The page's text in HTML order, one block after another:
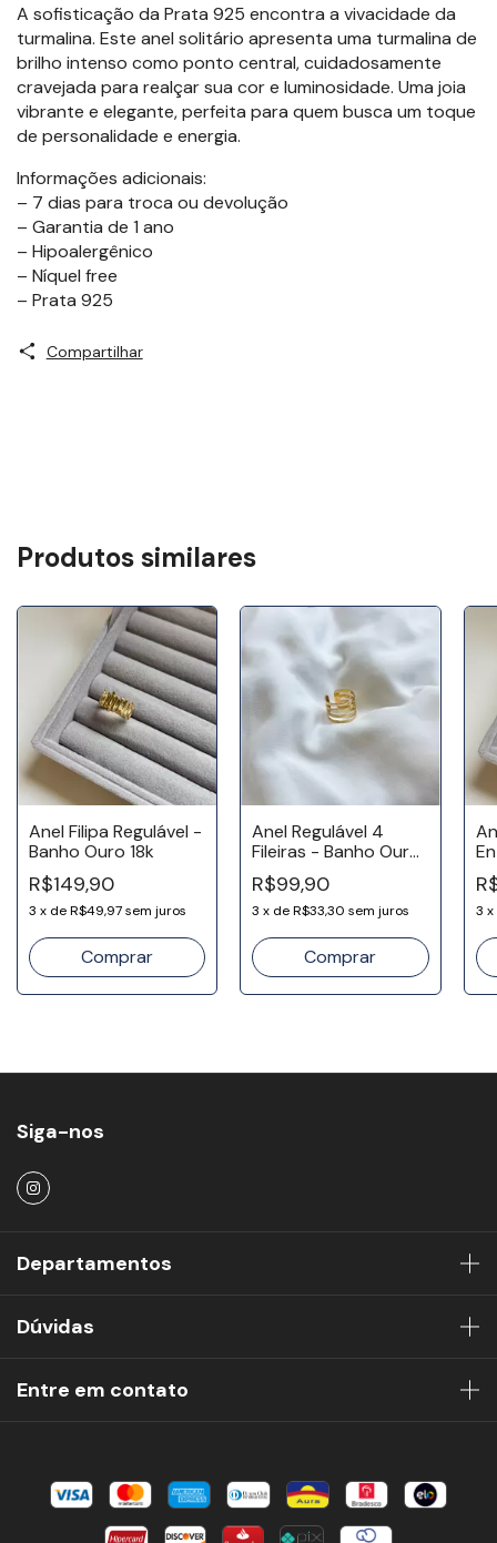
A sofisticação da Prata 925 encontra a vivacidade da
turmalina. Este anel solitário apresenta uma turmalina de
brilho intenso como ponto central, cuidadosamente
cravejada para realçar sua cor e luminosidade. Uma joia
vibrante e elegante, perfeita para quem busca um toque
de personalidade e energia.
Informações adicionais:
– 7 dias para troca ou devolução
– Garantia de 1 ano
– Hipoalergênico
– Níquel free
– Prata 925
Compartilhar
Produtos similares
Anel Filipa Regulável -
Banho Ouro 18k
R$149,90
3 x deR$49,97sem juros
Anel Regulável 4
Fileiras - Banho Ouro
18k
R$99,90
3 x deR$33,30 sem juros 3 x
Siga-nos
Departamentos
Dúvidas
Entre em contato